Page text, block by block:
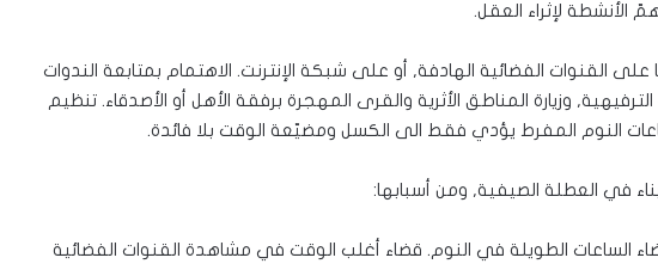
الأنشطة لإثراء العقل.
على القنوات الفضائية الهادفة, أو على شبكة الإنترنت. الاهتمام بمتابعة الندوات
وزيارة المناطق الأثرية والقرى المهجرة برفقة الأهل أو الأصدقاء. تنظيم
النوم المفرط يؤدي فقط الى الكسل ومضيّعة الوقت بلا فائدة.
في العطلة الصيفية, ومن أسبابها:
الساعات الطويلة في النوم. قضاء أغلب الوقت في مشاهدة القنوات الفضائية